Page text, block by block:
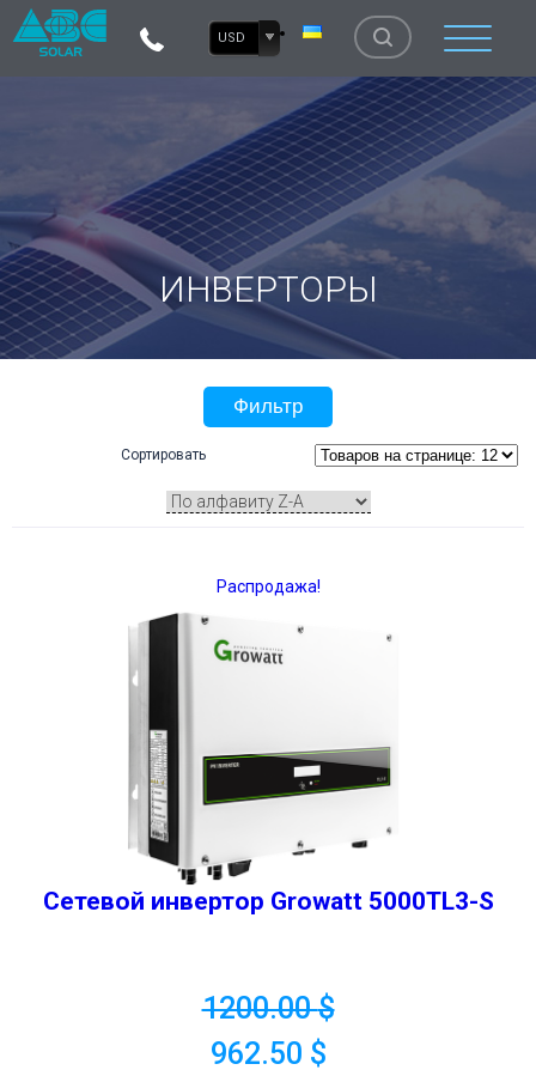
USD
ИНВЕРТОРЫ
Фильтр
Сортировать
Распродажа!
Сетевой инвертор Growatt 5000TL3-S
1200.00$
962.50 $